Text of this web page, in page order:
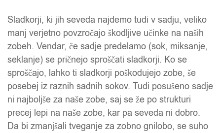
Sladkorji, ki jih seveda najdemo tudi v sadju, veliko
manj verjetno povzročajo škodljive učinke na naših
zobeh. Vendar, če sadje predelamo (sok, miksanje,
seklanje) se pričnejo sproščati sladkorji. Ko se
sproščajo, lahko ti sladkorji poškodujejo zobe, še
posebej iz raznih sadnih sokov. Tudi posušeno sadje
ni najboljše za naše zobe, saj se že po strukturi
precej lepi na naše zobe, kar pa seveda ni dobro.
Da bi zmanjšali tveganje za zobno gnilobo, se suho